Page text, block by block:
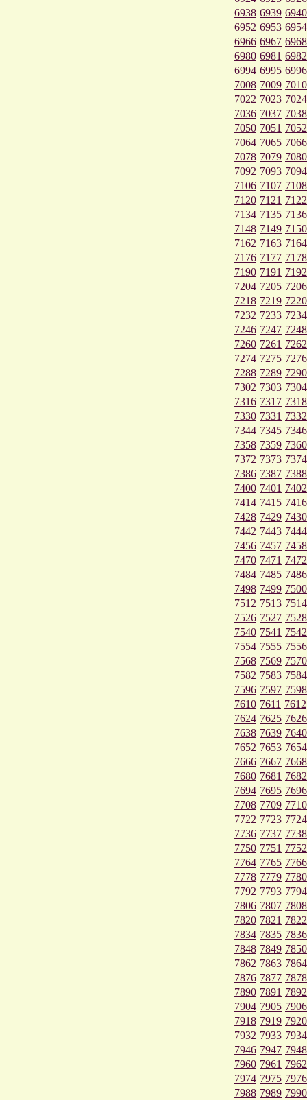
6938 6939 6940
6952 6953 6954
6966 6967 6968
6980 6981 6982
6994 6995 6996
7008 7009 7010
7022 7023 7024
7036 7037 7038
7050 7051 7052
7064 7065 7066
7078 7079 7080
7092 7093 7094
7106 7107 7108
7120 7121 7122
7134 7135 7136
7148 7149 7150
7162 7163 7164
7176 7177 7178
7190 7191 7192
7204 7205 7206
7218 7219 7220
7232 7233 7234
7246 7247 7248
7260 7261 7262
7274 7275 7276
7288 7289 7290
7302 7303 7304
7316 7317 7318
7330 7331 7332
7344 7345 7346
7358 7359 7360
7372 7373 7374
7386 7387 7388
7400 7401 7402
7414 7415 7416
7428 7429 7430
7442 7443 7444
7456 7457 7458
7470 7471 7472
7484 7485 7486
7498 7499 7500
7512 7513 7514
7526 7527 7528
7540 7541 7542
7554 7555 7556
7568 7569 7570
7582 7583 7584
7596 7597 7598
7610 7611 7612
7624 7625 7626
7638 7639 7640
7652 7653 7654
7666 7667 7668
7680 7681 7682
7694 7695 7696
7708 7709 7710
7722 7723 7724
7736 7737 7738
7750 7751 7752
7764 7765 7766
7778 7779 7780
7792 7793 7794
7806 7807 7808
7820 7821 7822
7834 7835 7836
7848 7849 7850
7862 7863 7864
7876 7877 7878
7890 7891 7892
7904 7905 7906
7918 7919 7920
7932 7933 7934
7946 7947 7948
7960 7961 7962
7974 7975 7976
7988 7989 7990